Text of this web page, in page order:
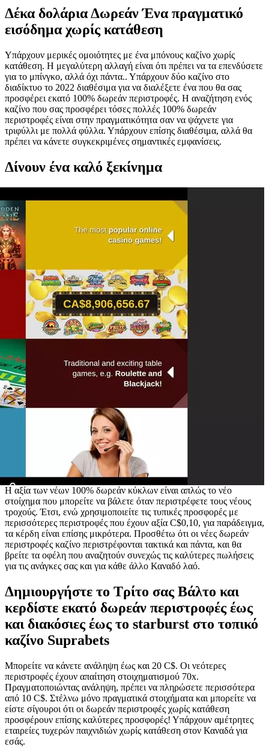
Δέκα δολάρια Δωρεάν Ένα πραγματικό
εισόδημα χωρίς κατάθεση
Υπάρχουν μερικές ομοιότητες με ένα μπόνους καζίνο χωρίς
κατάθεση. Η μεγαλύτερη αλλαγή είναι ότι πρέπει να τα επενδύσετε
για το μπίνγκο, αλλά όχι πάντα.. Υπάρχουν δύο καζίνο στο
διαδίκτυο το 2022 διαθέσιμα για να διαλέξετε ένα που θα σας
προσφέρει εκατό 100% δωρεάν περιστροφές. Η αναζήτηση ενός
καζίνο που σας προσφέρει τόσες πολλές 100% δωρεάν
περιστροφές είναι στην πραγματικότητα σαν να ψάχνετε για
τριφύλλι με πολλά φύλλα. Υπάρχουν επίσης διαθέσιμα, αλλά θα
πρέπει να κάνετε συγκεκριμένες σημαντικές εμφανίσεις.
Δίνουν ένα καλό ξεκίνημα
Η αξία των νέων 100% δωρεάν κύκλων είναι απλώς το νέο
στοίχημα που μπορείτε να βάλετε όταν περιστρέφετε τους νέους
τροχούς. Έτσι, ενώ χρησιμοποιείτε τις τυπικές προσφορές με
περισσότερες περιστροφές που έχουν αξία C$0,10, για παράδειγμα,
τα κέρδη είναι επίσης μικρότερα. Προσθέτω ότι οι νέες δωρεάν
περιστροφές καζίνο περιστρέφονται τακτικά και πάντα, και θα
βρείτε τα οφέλη που αναζητούν συνεχώς τις καλύτερες πωλήσεις
για τις ανάγκες σας και για κάθε άλλο Καναδό λαό.
Δημιουργήστε το Τρίτο σας Βάλτο και
κερδίστε εκατό δωρεάν περιστροφές έως
και διακόσιες έως το starburst στο τοπικό
καζίνο Suprabets
Μπορείτε να κάνετε ανάληψη έως και 20 C$. Οι νεότερες
περιστροφές έχουν απαίτηση στοιχηματισμού 70x.
Πραγματοποιώντας ανάληψη, πρέπει να πληρώσετε περισσότερα
από 10 C$. Στέλνω μόνο πραγματικά στοιχήματα και μπορείτε να
είστε σίγουροι ότι οι δωρεάν περιστροφές χωρίς κατάθεση
προσφέρουν επίσης καλύτερες προσφορές! Υπάρχουν αμέτρητες
εταιρείες τυχερών παιχνιδιών χωρίς κατάθεση στον Καναδά για
εσάς.